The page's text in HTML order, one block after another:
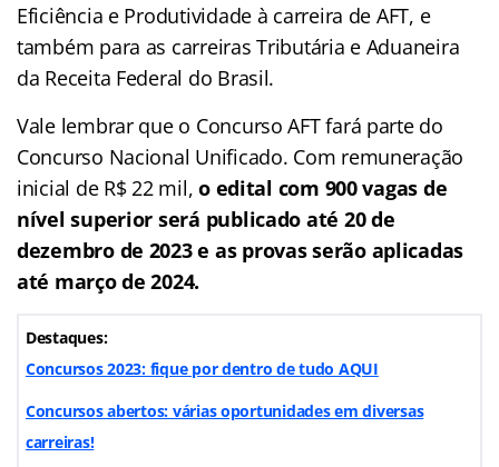
Eficiência e Produtividade à carreira de AFT, e
também para as carreiras Tributária e Aduaneira
da Receita Federal do Brasil.
Vale lembrar que o Concurso AFT fará parte do
Concurso Nacional Unificado. Com remuneração
inicial de R$ 22 mil,o edital com 900 vagas de
nível superior será publicado até 20 de
dezembro de 2023 e as provas serão aplicadas
até março de 2024.
Destaques:
Concursos 2023: fique por dentro de tudo AQUI
Concursos abertos: várias oportunidades em diversas
carreiras!